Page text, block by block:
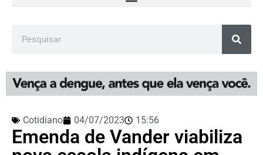
Cotidiano 04/07/2023 15:56
Emenda de Vander viabiliza